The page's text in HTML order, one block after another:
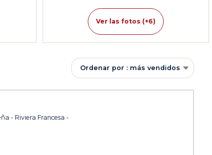
Ver las fotos (+6)
Ordenar por : más vendidos
- Riviera Francesa -